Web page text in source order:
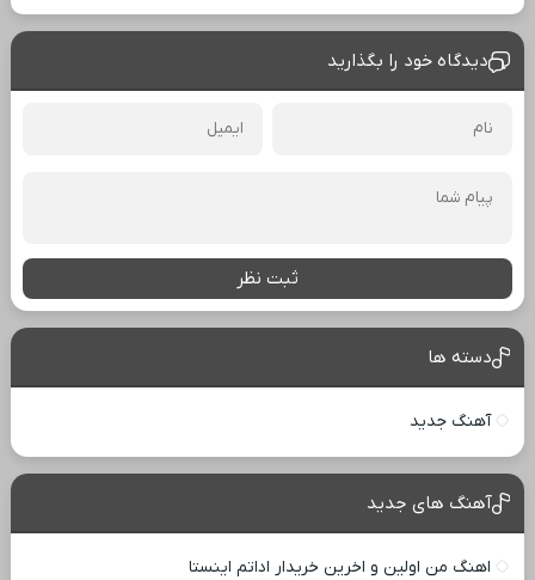
دیدگاه خود را بگذارید
ثبت نظر
دسته ها
آهنگ جدید
آهنگ های جدید
اهنگ من اولین و اخرین خریدار اداتم اینستا